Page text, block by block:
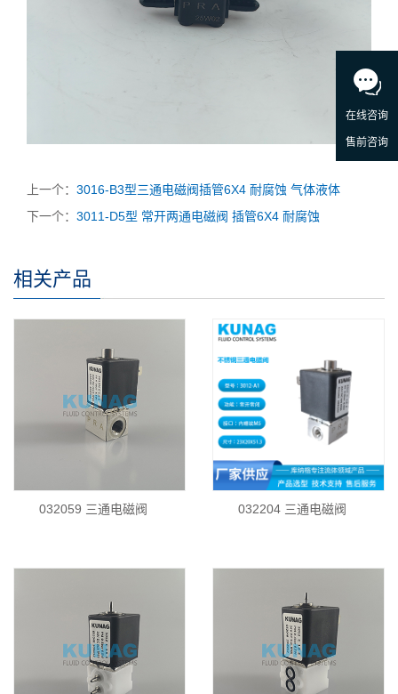
上一个： 3016-B3型三通电磁阀插管6X4 耐腐蚀 气体液体
下一个： 3011-D5型 常开两通电磁阀 插管6X4 耐腐蚀
相关产品
032059 三通电磁阀 032204 三通电磁阀